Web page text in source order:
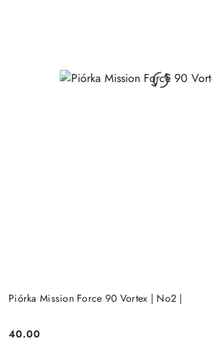
Piórka Mission Force 90 Vortex | No2 |
Cena:
40.00